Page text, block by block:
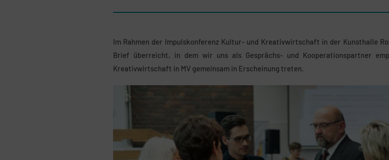
Im Rahmen der Impulskonferenz Kultur- und Kreativwirtschaft in der Kunsthalle
Brief überreicht, in dem wir uns als Gesprächs- und Kooperationspartner
Kreativwirtschaft in MV gemeinsam in Erscheinung treten.